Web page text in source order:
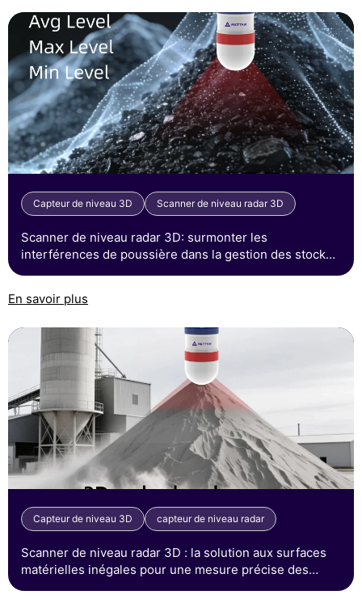
Capteur de niveau 3D Scanner de niveau radar 3D
Scanner de niveau radar 3D: surmonter les
interférences de poussière dans la gestion des stocks
En savoir plus
Capteur de niveau 3D capteur de niveau radar
Scanner de niveau radar 3D : la solution aux surfaces
matérielles inégales pour une mesure précise des